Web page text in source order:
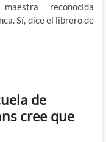
reconocida
Sí, dice el librero de
de
cree que